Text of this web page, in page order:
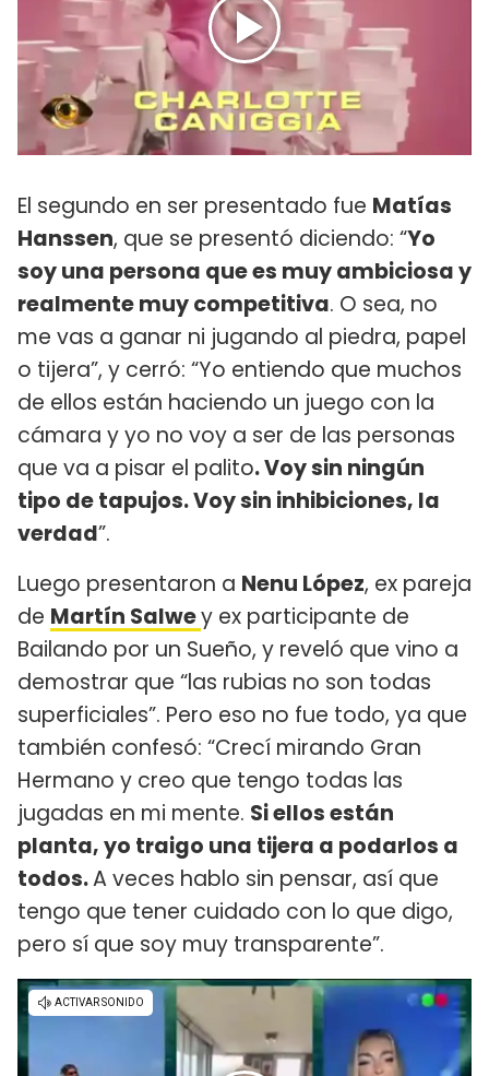
El segundo en ser presentado fue Matías
Hanssen, que se presentó diciendo: “Yo
soy una persona que es muy ambiciosa y
realmente muy competitiva. O sea, no
me vas a ganar ni jugando al piedra, papel
o tijera”, y cerró: “Yo entiendo que muchos
de ellos están haciendo un juego con la
cámara y yo no voy a ser de las personas
que va a pisar el palito. Voy sin ningún
tipo de tapujos. Voy sin inhibiciones, la
verdad”.
Luego presentaron a Nenu López, ex pareja
de Martín Salwey ex participante de
Bailando por un Sueño, y reveló que vino a
demostrar que “las rubias no son todas
superficiales”. Pero eso no fue todo, ya que
también confesó: “Crecí mirando Gran
Hermano y creo que tengo todas las
jugadas en mi mente. Si ellos están
planta, yo traigo una tijera a podarlos a
todos.A veces hablo sin pensar, así que
tengo que tener cuidado con lo que digo,
pero sí que soy muy transparente”.